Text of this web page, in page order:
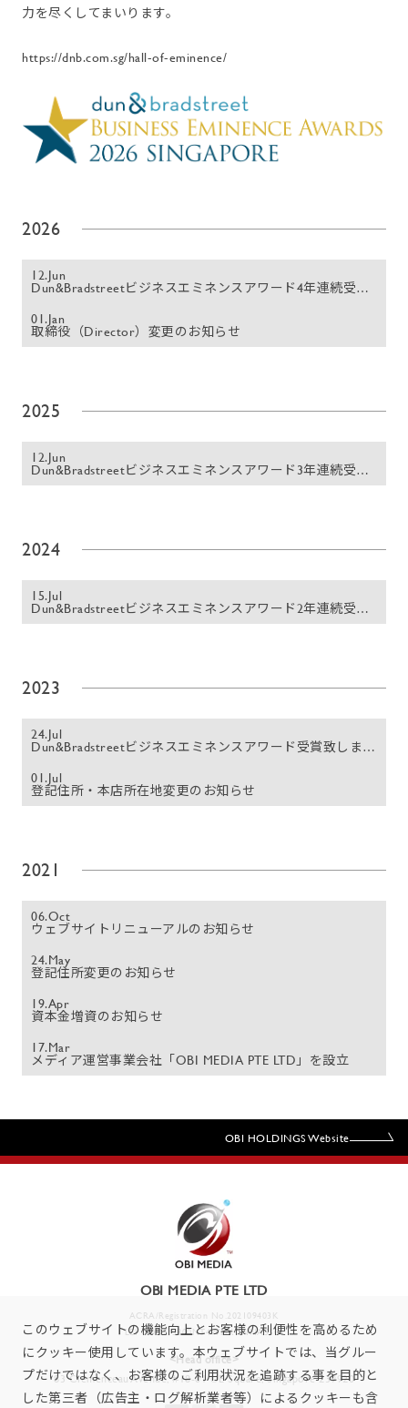
OBI HOLDINGS Website
力を尽くしてまいります。
https://dnb.com.sg/hall-of-eminence/
2026
12.Jun
Dun&Bradstreetビジネスエミネンスアワード4年連続受賞致しました
01.Jan
取締役（Director）変更のお知らせ
2025
12.Jun
Dun&Bradstreetビジネスエミネンスアワード3年連続受賞致しました
2024
15.Jul
Dun&Bradstreetビジネスエミネンスアワード2年連続受賞致しました
2023
24.Jul
Dun&Bradstreetビジネスエミネンスアワード受賞致しました
01.Jul
登記住所・本店所在地変更のお知らせ
2021
06.Oct
ウェブサイトリニューアルのお知らせ
24.May
登記住所変更のお知らせ
19.Apr
資本金増資のお知らせ
17.Mar
メディア運営事業会社「OBI MEDIA PTE LTD」を設立
OBI MEDIA PTE LTD
ACRA/Registration No.202109403K
LEI CODE: 3800NT4WNKGNNA5S04
<Head office>
83 Clemenceau Avenue, #18-01 UE Square, Singapore 239920
このウェブサイトの機能向上とお客様の利便性を高めるため
にクッキー使用しています。本ウェブサイトでは、当グルー
プだけではなく、お客様のご利用状況を追跡する事を目的と
した第三者（広告主・ログ解析業者等）によるクッキーも含